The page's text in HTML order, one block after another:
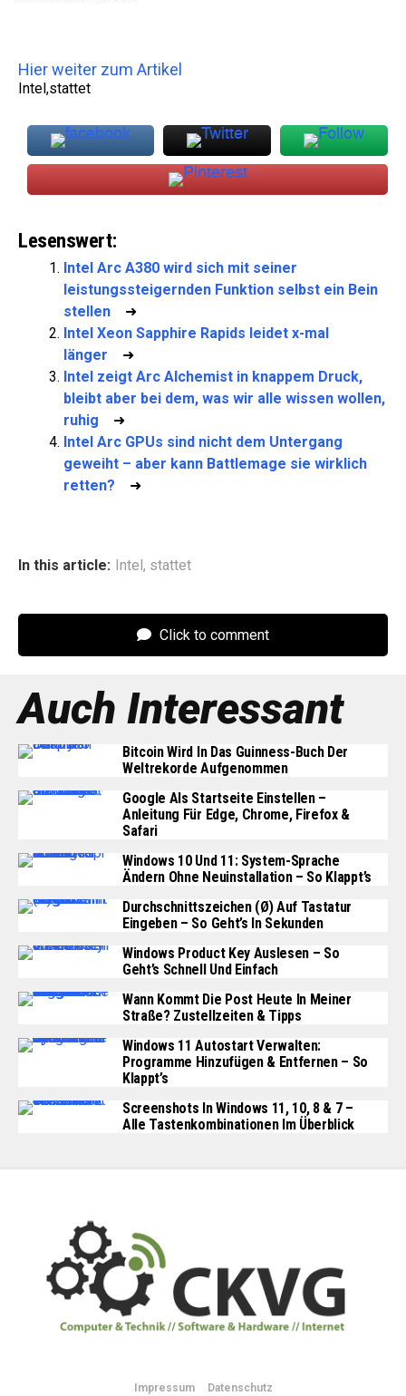
Hier weiter zum Artikel
Intel,stattet
Lesenswert:
Intel Arc A380 wird sich mit seiner
leistungssteigernden Funktion selbst ein Bein
stellen ➜
Intel Xeon Sapphire Rapids leidet x-mal
länger ➜
Intel zeigt Arc Alchemist in knappem Druck,
bleibt aber bei dem, was wir alle wissen wollen,
ruhig ➜
Intel Arc GPUs sind nicht dem Untergang
geweiht – aber kann Battlemage sie wirklich
retten? ➜
In this article: Intel, stattet
Click to comment
Auch Interessant
Bitcoin Wird In Das Guinness-Buch Der
Weltrekorde Aufgenommen
Google Als Startseite Einstellen –
Anleitung Für Edge, Chrome, Firefox &
Safari
Windows 10 Und 11: System-Sprache
Ändern Ohne Neuinstallation – So Klappt’s
Durchschnittszeichen (Ø) Auf Tastatur
Eingeben – So Geht’s In Sekunden
Windows Product Key Auslesen – So
Geht’s Schnell Und Einfach
Wann Kommt Die Post Heute In Meiner
Straße? Zustellzeiten & Tipps
Windows 11 Autostart Verwalten:
Programme Hinzufügen & Entfernen – So
Klappt’s
Screenshots In Windows 11, 10, 8 & 7 –
Alle Tastenkombinationen Im Überblick
Impressum Datenschutz